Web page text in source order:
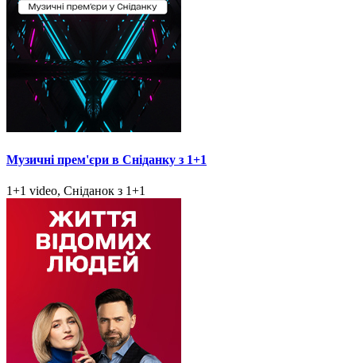
Музичні прем'єри в Сніданку з 1+1
1+1 video, Сніданок з 1+1